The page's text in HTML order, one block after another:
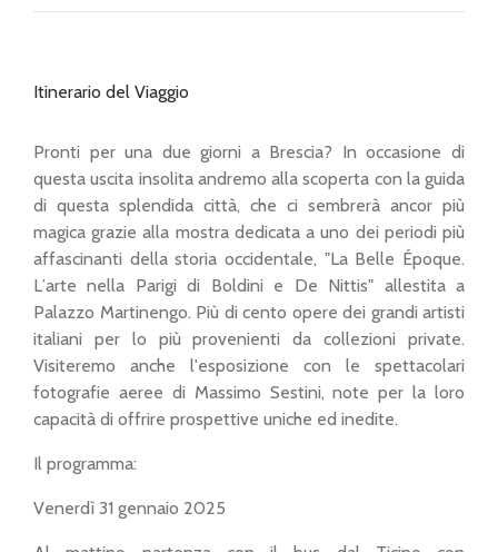
Itinerario del Viaggio
Pronti per una due giorni a Brescia? In occasione di
questa uscita insolita andremo alla scoperta con la guida
di questa splendida città, che ci sembrerà ancor più
magica grazie alla mostra dedicata a uno dei periodi più
affascinanti della storia occidentale, "La Belle Époque.
L’arte nella Parigi di Boldini e De Nittis" allestita a
Palazzo Martinengo. Più di cento opere dei grandi artisti
italiani per lo più provenienti da collezioni private.
Visiteremo anche l'esposizione con le spettacolari
fotografie aeree di Massimo Sestini, note per la loro
capacità di offrire prospettive uniche ed inedite.
Il programma:
Venerdì 31 gennaio 2025